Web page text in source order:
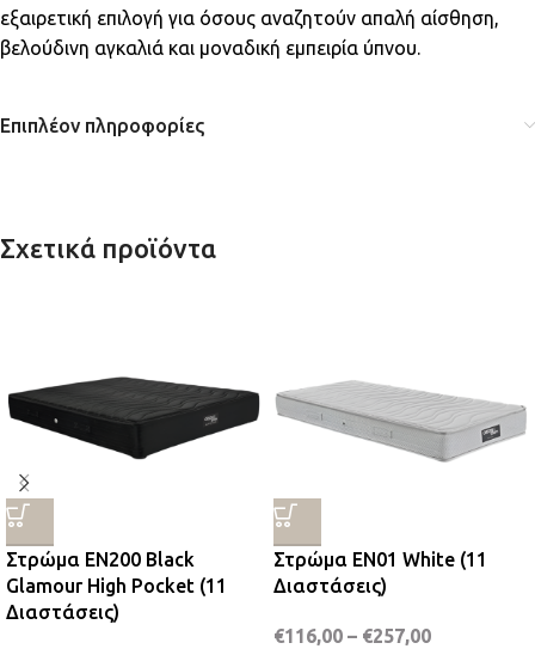
εξαιρετική επιλογή για όσους αναζητούν απαλή αίσθηση,
βελούδινη αγκαλιά και μοναδική εμπειρία ύπνου.
Επιπλέον πληροφορίες
Σχετικά προϊόντα
Στρώμα EN200 Black
Glamour High Pocket (11
Διαστάσεις)
Στρώμα EN01 White (11
Διαστάσεις)
€116,00 – €257,00